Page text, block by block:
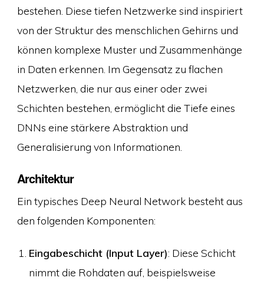
bestehen. Diese tiefen Netzwerke sind inspiriert
von der Struktur des menschlichen Gehirns und
können komplexe Muster und Zusammenhänge
in Daten erkennen. Im Gegensatz zu flachen
Netzwerken, die nur aus einer oder zwei
Schichten bestehen, ermöglicht die Tiefe eines
DNNs eine stärkere Abstraktion und
Generalisierung von Informationen.
Architektur
Ein typisches Deep Neural Network besteht aus
den folgenden Komponenten:
Eingabeschicht (Input Layer): Diese Schicht
nimmt die Rohdaten auf, beispielsweise